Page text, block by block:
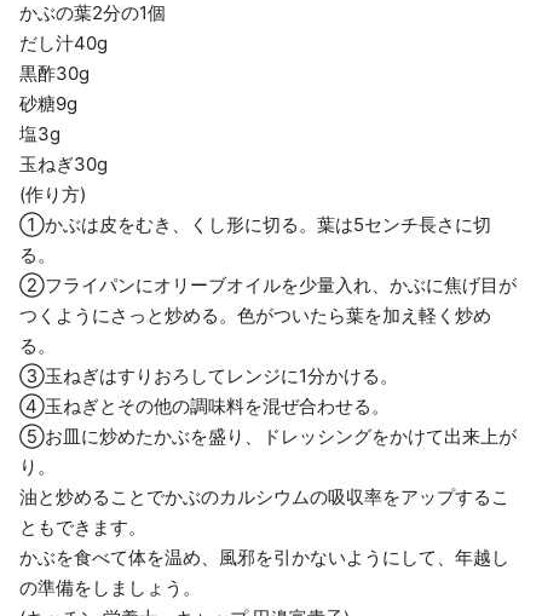
かぶの葉2分の1個
だし汁40g
黒酢30g
砂糖9g
塩3g
玉ねぎ30g
(作り方)
①かぶは皮をむき、くし形に切る。葉は5センチ長さに切
る。
②フライパンにオリーブオイルを少量入れ、かぶに焦げ目が
つくようにさっと炒める。色がついたら葉を加え軽く炒め
る。
③玉ねぎはすりおろしてレンジに1分かける。
④玉ねぎとその他の調味料を混ぜ合わせる。
⑤お皿に炒めたかぶを盛り、ドレッシングをかけて出来上が
り。
油と炒めることでかぶのカルシウムの吸収率をアップするこ
ともできます。
かぶを食べて体を温め、風邪を引かないようにして、年越し
の準備をしましょう。